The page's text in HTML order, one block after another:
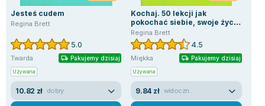
Jesteś cudem
Regina Brett
5.0
Twarda Pakujemy dzisiaj
Używana
10.82 zł dobry
Kochaj. 50 lekcji jak
pokochać siebie, swoje życie
i ludzi wokół (pocket)
Regina Brett
4.5
Miękka Pakujemy dzisiaj
Używana
9.84 zł widoczne ślady używania